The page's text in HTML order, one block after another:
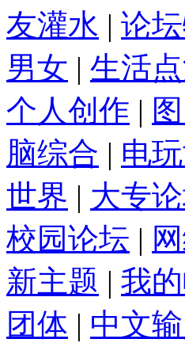
友灌水 | 论
男女 | 生活
个人创作 |
脑综合 | 电
世界 | 大专
校园论坛 |
新主题 | 我
团体 | 中文